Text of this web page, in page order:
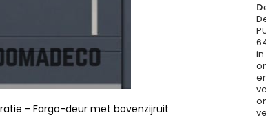
- Fargo-deur met bovenzijruit